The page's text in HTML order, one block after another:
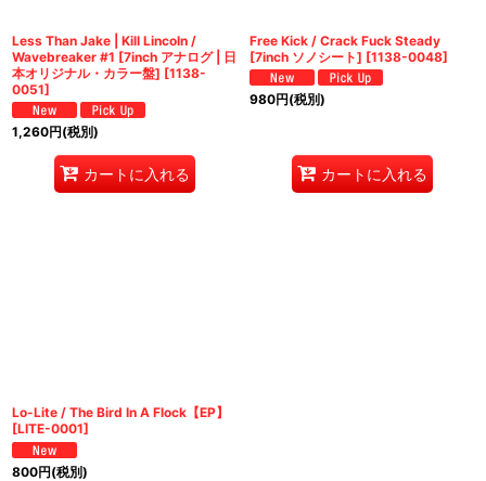
Less Than Jake | Kill Lincoln /
Wavebreaker #1 [7inch アナログ | 日
本オリジナル・カラー盤] [1138-
0051]
1,260円(税別)
カートに入れる
Free Kick / Crack Fuck Steady
[7inch ソノシート] [1138-0048]
980円(税別)
カートに入れる
Lo-Lite / The Bird In A Flock【EP】
[LITE-0001]
800円(税別)